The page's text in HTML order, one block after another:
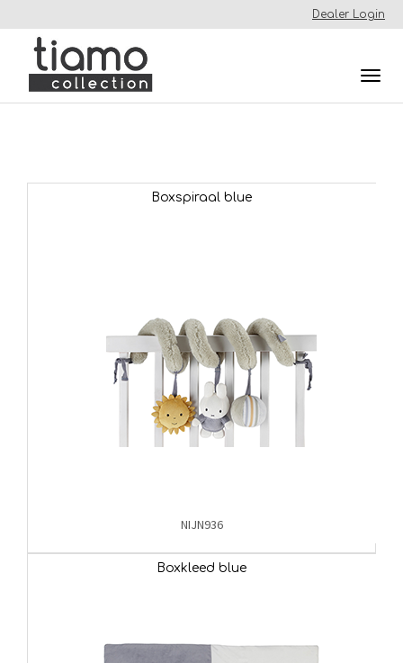
Dealer Login
Boxspiraal blue
NIJN936
Boxkleed blue